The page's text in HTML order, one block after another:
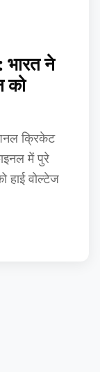
ने
को
क्रिकेट
में पुरे
हाई वोल्टेज